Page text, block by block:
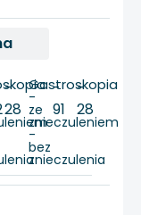
-
28
Gastroskopia
-
ze
znieczuleniem
-
bez
znieczulenia
-
91
-
28